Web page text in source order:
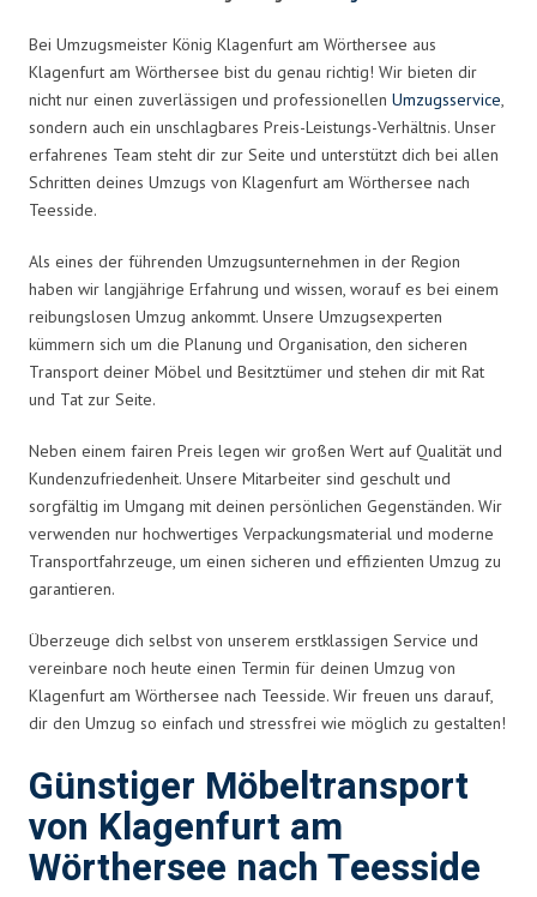
Bei Umzugsmeister König Klagenfurt am Wörthersee aus
Klagenfurt am Wörthersee bist du genau richtig! Wir bieten dir
nicht nur einen zuverlässigen und professionellen Umzugsservice,
sondern auch ein unschlagbares Preis-Leistungs-Verhältnis. Unser
erfahrenes Team steht dir zur Seite und unterstützt dich bei allen
Schritten deines Umzugs von Klagenfurt am Wörthersee nach
Teesside.
Als eines der führenden Umzugsunternehmen in der Region
haben wir langjährige Erfahrung und wissen, worauf es bei einem
reibungslosen Umzug ankommt. Unsere Umzugsexperten
kümmern sich um die Planung und Organisation, den sicheren
Transport deiner Möbel und Besitztümer und stehen dir mit Rat
und Tat zur Seite.
Neben einem fairen Preis legen wir großen Wert auf Qualität und
Kundenzufriedenheit. Unsere Mitarbeiter sind geschult und
sorgfältig im Umgang mit deinen persönlichen Gegenständen. Wir
verwenden nur hochwertiges Verpackungsmaterial und moderne
Transportfahrzeuge, um einen sicheren und effizienten Umzug zu
garantieren.
Überzeuge dich selbst von unserem erstklassigen Service und
vereinbare noch heute einen Termin für deinen Umzug von
Klagenfurt am Wörthersee nach Teesside. Wir freuen uns darauf,
dir den Umzug so einfach und stressfrei wie möglich zu gestalten!
Günstiger Möbeltransport
von Klagenfurt am
Wörthersee nach Teesside